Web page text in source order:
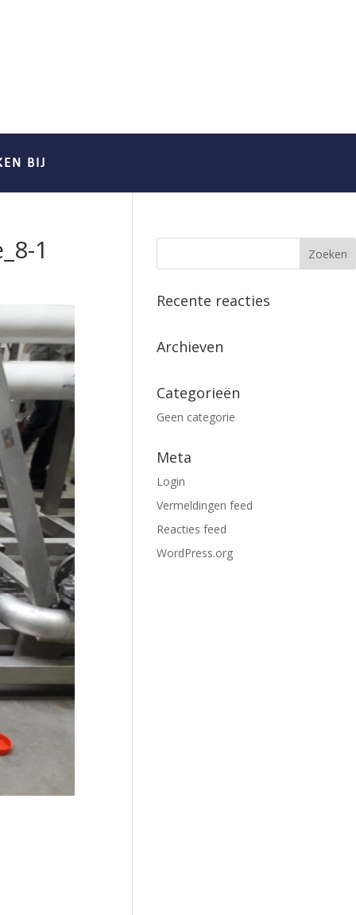
BIJ
1
Recente reacties
Archieven
Categorieën
Geen categorie
Meta
Login
Vermeldingen feed
Reacties feed
WordPress.org